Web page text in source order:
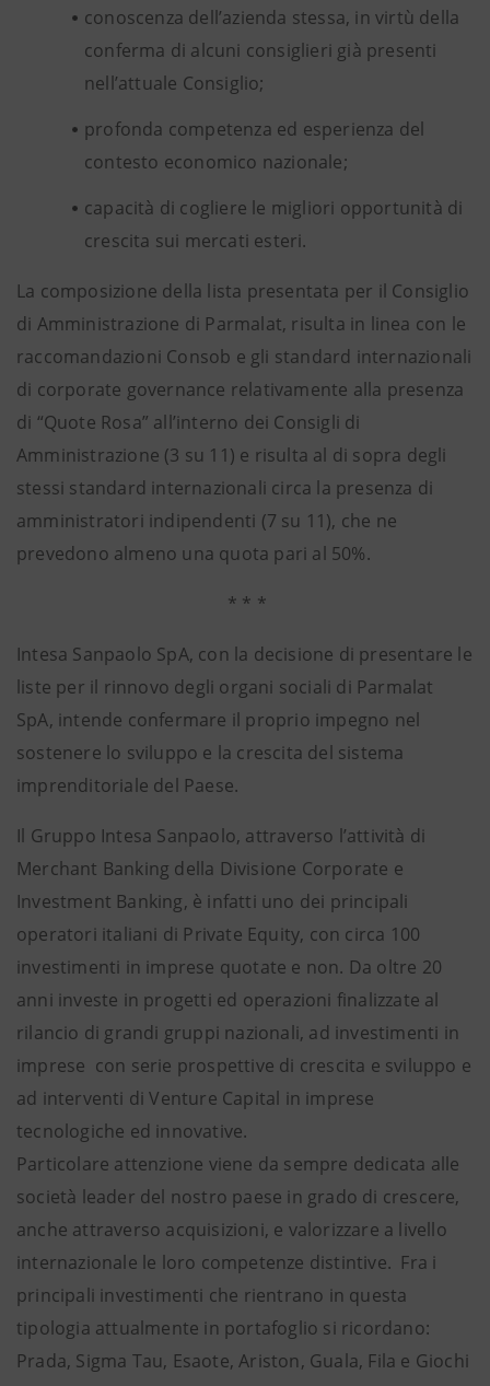
conoscenza dell’azienda stessa, in virtù della
conferma di alcuni consiglieri già presenti
nell’attuale Consiglio;
profonda competenza ed esperienza del
contesto economico nazionale;
capacità di cogliere le migliori opportunità di
crescita sui mercati esteri.
La composizione della lista presentata per il Consiglio
di Amministrazione di Parmalat, risulta in linea con le
raccomandazioni Consob e gli standard internazionali
di corporate governance relativamente alla presenza
di “Quote Rosa” all’interno dei Consigli di
Amministrazione (3 su 11) e risulta al di sopra degli
stessi standard internazionali circa la presenza di
amministratori indipendenti (7 su 11), che ne
prevedono almeno una quota pari al 50%.
* * *
Intesa Sanpaolo SpA, con la decisione di presentare le
liste per il rinnovo degli organi sociali di Parmalat
SpA, intende confermare il proprio impegno nel
sostenere lo sviluppo e la crescita del sistema
imprenditoriale del Paese.
Il Gruppo Intesa Sanpaolo, attraverso l’attività di
Merchant Banking della Divisione Corporate e
Investment Banking, è infatti uno dei principali
operatori italiani di Private Equity, con circa 100
investimenti in imprese quotate e non. Da oltre 20
anni investe in progetti ed operazioni finalizzate al
rilancio di grandi gruppi nazionali, ad investimenti in
imprese con serie prospettive di crescita e sviluppo e
ad interventi di Venture Capital in imprese
tecnologiche ed innovative.
Particolare attenzione viene da sempre dedicata alle
società leader del nostro paese in grado di crescere,
anche attraverso acquisizioni, e valorizzare a livello
internazionale le loro competenze distintive. Fra i
principali investimenti che rientrano in questa
tipologia attualmente in portafoglio si ricordano:
Prada, Sigma Tau, Esaote, Ariston, Guala, Fila e Giochi